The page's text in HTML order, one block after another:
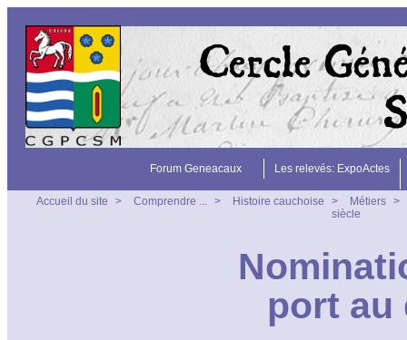
Forum Geneacaux Les relevés: ExpoActes
Accueil du site > Comprendre ... > Histoire cauchoise > Métiers
>
siècle
port au